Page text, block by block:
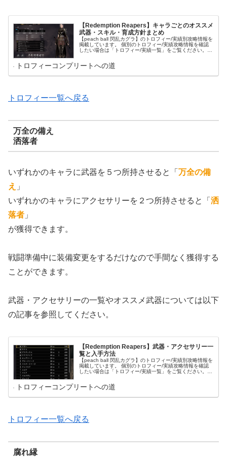
【Redemption Reapers】キャラごとのオススメ
武器・スキル・育成方針まとめ
【peach ball 閃乱カグラ】のトロフィー/実績別攻略情報を
掲載しています。 個別のトロフィー/実績攻略情報を確認
したい場合は「トロフィー/実績一覧」をご覧ください。
の攻略情報に移動できます。 これからコンプリート目指し
てプレイされる方は「プレイ方針」をご覧ください。 コン
っています。
トロフィーコンプリートへの道
トロフィー一覧へ戻る
万全の備え
洒落者
いずれかのキャラに武器を５つ所持させると「 万全の備
え 」
いずれかのキャラにアクセサリーを２つ所持させると「 洒
落者 」
が獲得できます。
戦闘準備中に装備変更をするだけなので手間なく獲得する
ことができます。
武器・アクセサリーの一覧やオススメ武器については以下
の記事を参照してください。
【Redemption Reapers】武器・アクセサリー一
覧と入手方法
【peach ball 閃乱カグラ】のトロフィー/実績別攻略情報を
掲載しています。 個別のトロフィー/実績攻略情報を確認
したい場合は「トロフィー/実績一覧」をご覧ください。
の攻略情報に移動できます。 これからコンプリート目指し
てプレイされる方は「プレイ方針」をご覧ください。 コン
っています。
トロフィーコンプリートへの道
トロフィー一覧へ戻る
腐れ縁